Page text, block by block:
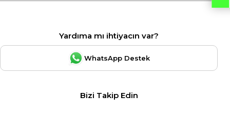
Yardıma mı ihtiyacın var?
WhatsApp Destek
Bizi Takip Edin